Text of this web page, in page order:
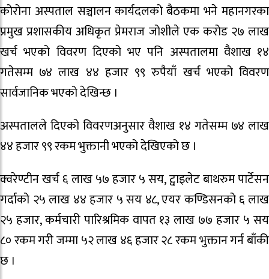
कोरोना अस्पताल सञ्चालन कार्यदलको बैठकमा भने महानगरका
प्रमुख प्रशासकीय अधिकृत प्रेमराज जोशीले एक करोड २७ लाख
खर्च भएको विवरण दिएको भए पनि अस्पतालमा वैशाख १४
गतेसम्म ७४ लाख ४४ हजार ९९ रुपैयाँ खर्च भएको विवरण
सार्वजानिक भएको देखिन्छ ।
अस्पतालले दिएको विवरणअनुसार वैशाख १४ गतेसम्म ७४ लाख
४४ हजार ९९ रकम भुक्तानी भएको देखिएको छ ।
क्वरेण्टीन खर्च ६ लाख ५७ हजार ५ सय, ट्वाइलेट बाथरुम पार्टेसन
गर्दाको २५ लाख ४४ हजार ५ सय ४८, एयर कण्डिसनको ६ लाख
२५ हजार, कर्मचारी पारिश्रमिक वापत १३ लाख ७७ हजार ५ सय
८० रकम गरी जम्मा ५२ लाख ४६ हजार २८ रकम भुक्तान गर्न बाँकी
छ ।